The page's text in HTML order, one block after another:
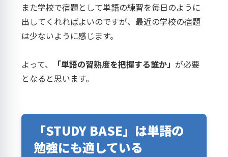
また学校で宿題として単語の練習を毎日のように
出してくれればよいのですが、最近の学校の宿題
は少ないように感じます。
よって、 「単語の習熟度を把握する誰か」が必要
となると思います。
「STUDY BASE」は単語の
勉強にも適している